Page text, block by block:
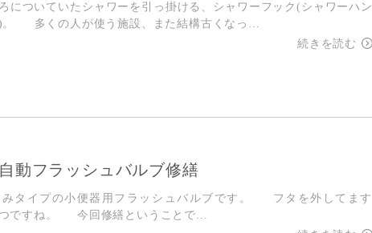
についていたシャワーを引っ掛ける、シャワーフック(シャワーハン
。 多くの人が使う施設、また結構古くなっ…
動フラッシュバルブ修繕
みタイプの小便器用フラッシュバルブです。 フタを外してます
ですね。 今回修繕ということで…